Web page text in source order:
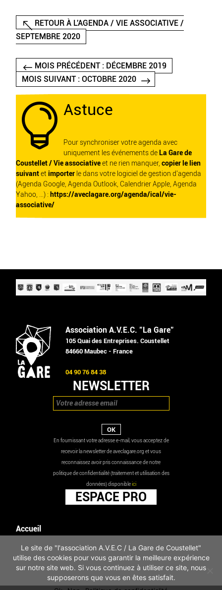
RETOUR À L'AGENDA / VIE ASSOCIATIVE /
SEPTEMBRE 2020
MOIS PRÉCÉDENT : DÉCEMBRE 2019
MOIS SUIVANT : OCTOBRE 2020
 Astuce
Pour synchroniser votre agenda avec
uniquement les événements de La Gare de
Coustellet / Vie associativeet ne rien manquer, copier le lien
suivantet importer le dans votre logiciel de gestion d'agenda
(Agenda Google, Agenda Outlook, Calendrier Apple, Agenda
Yahoo, ...) : https://aveclagare.org/agenda/ical/vie-
associative/
Association A.V.E.C. "La Gare"
105 Quai des Entreprises. Coustellet
84660 Maubec - France
04 90 76 84 38
NEWSLETTER
En fournissant votre adresse e-mail, vous acceptez de
recevoir la newsletter de aveclagare.org et vous
reconnaissez avoir pris connaissance de notre
politique de confidentialité (traitement et utilisation des
données) disponibleici
ESPACE PRO
Accueil
Les actualités
Mentions légales
Infos pratiques
Politique de confidentialité
Le site de "l'association A.V.E.C / La Gare de Coustellet"
utilise des cookies pour vous garantir la meilleure expérience
sur notre site web. Si vous continuez à utiliser ce site, nous
supposerons que vous en êtes satisfait.